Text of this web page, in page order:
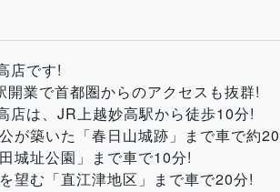
店です!
業で首都圏からのアクセスも抜群!
店は、JR上越妙高駅から徒歩10分!
が築いた「春日山城跡」まで車で約
城址公園」まで車で10分!
望む「直江津地区」まで車で20分!